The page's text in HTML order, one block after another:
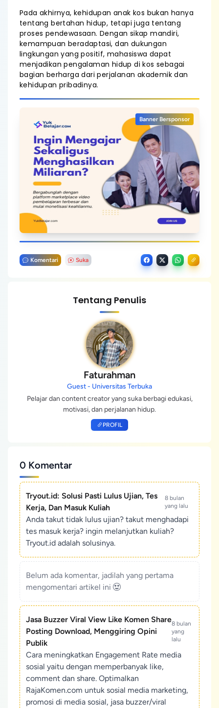
Pada akhirnya, kehidupan anak kos bukan hanya
tentang bertahan hidup, tetapi juga tentang
proses pendewasaan. Dengan sikap mandiri,
kemampuan beradaptasi, dan dukungan
lingkungan yang positif, mahasiswa dapat
menjadikan pengalaman hidup di kos sebagai
bagian berharga dari perjalanan akademik dan
kehidupan pribadinya.
Banner Bersponsor
Komentari Suka
Tentang Penulis
Faturahman
Guest - Universitas Terbuka
Pelajar dan content creator yang suka berbagi edukasi,
motivasi, dan perjalanan hidup.
PROFIL
0 Komentar
Tryout.id: Solusi Pasti Lulus Ujian, Tes
Kerja, Dan Masuk Kuliah
8 bulan
yang lalu
Anda takut tidak lulus ujian? takut menghadapi
tes masuk kerja? ingin melanjutkan kuliah?
Tryout.id adalah solusinya.
Belum ada komentar, jadilah yang pertama
mengomentari artikel ini
Jasa Buzzer Viral View Like Komen Share
Posting Download, Menggiring Opini
Publik
8 bulan
yang
lalu
Cara meningkatkan Engagement Rate media
sosial yaitu dengan memperbanyak like,
comment dan share. Optimalkan
RajaKomen.com untuk sosial media marketing,
promosi di media sosial, jasa buzzer/viral